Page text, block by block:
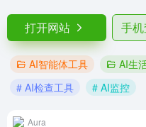
打开网站 手
AI智能体工具 AI生
# AI检查工具
# AI监控
Aura